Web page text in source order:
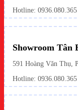
Hotline: 0936.080.365
Showroom Tân
591 Hoàng Văn Thụ,
Hotline: 0936.080.365